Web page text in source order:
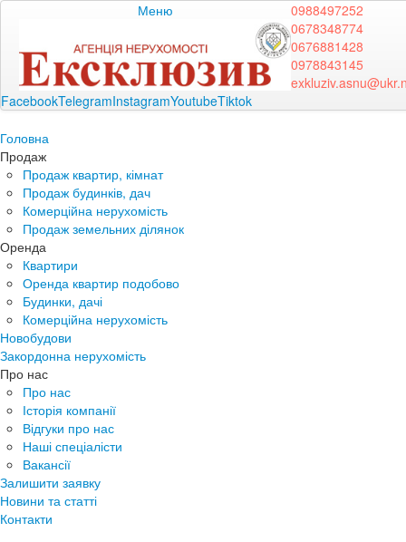
Меню
0988497252
0678348774
0676881428
0978843145
FacebookTelegramInstagramYoutubeTiktok
Головна
Продаж
Продаж квартир, кімнат
Продаж будинків, дач
Комерційна нерухомість
Продаж земельних ділянок
Оренда
Квартири
Оренда квартир подобово
Будинки, дачі
Комерційна нерухомість
Новобудови
Закордонна нерухомість
Про нас
Про нас
Історія компанії
Відгуки про нас
Наші спеціалісти
Вакансії
Залишити заявку
Новини та статті
Контакти